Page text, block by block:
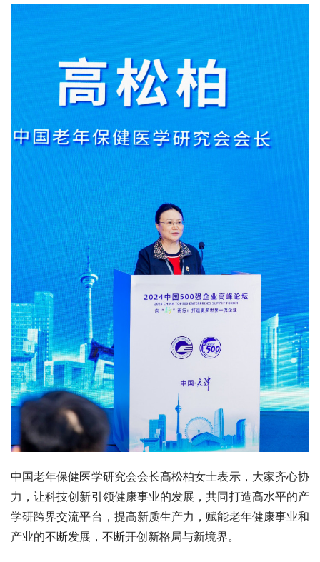
中国老年保健医学研究会会长高松柏女士表示，大家齐心协
力，让科技创新引领健康事业的发展，共同打造高水平的产
学研跨界交流平台，提高新质生产力，赋能老年健康事业和
产业的不断发展，不断开创新格局与新境界。